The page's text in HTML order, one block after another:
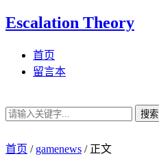
Escalation Theory
首页
留言本
搜索
首页 / gamenews /正文